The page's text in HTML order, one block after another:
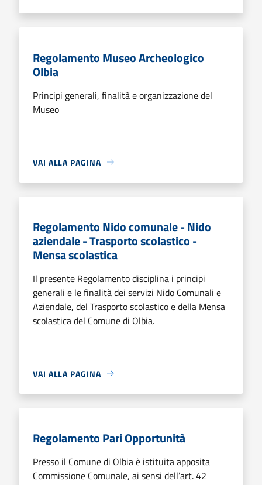
Regolamento Museo Archeologico
Olbia
Principi generali, finalità e organizzazione del
Museo
VAI ALLA PAGINA
Regolamento Nido comunale - Nido
aziendale - Trasporto scolastico -
Mensa scolastica
Il presente Regolamento disciplina i principi
generali e le finalità dei servizi Nido Comunali e
Aziendale, del Trasporto scolastico e della Mensa
scolastica del Comune di Olbia.
VAI ALLA PAGINA
Regolamento Pari Opportunità
Presso il Comune di Olbia è istituita apposita
Commissione Comunale, ai sensi dell’art. 42